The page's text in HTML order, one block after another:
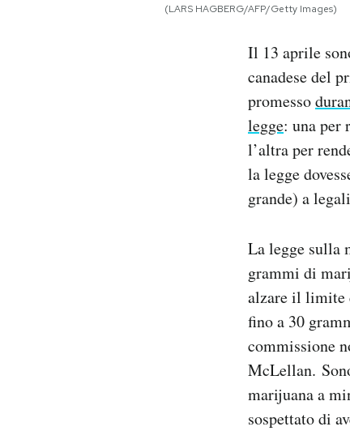
(LARS HAGBERG/AFP/Getty Images)
Il 13 aprile
canadese del
promesso
legge: una per
l’altra per
la legge
grande) a
La legge sulla
grammi di
alzare il limite
fino a 30
commissione
McLellan.
marijuana a
sospettato di